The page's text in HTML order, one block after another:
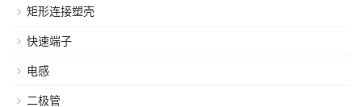
矩形连接塑壳
快速端子
电感
二极管